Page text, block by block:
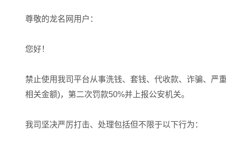
尊敬的龙名网用户：
您好！
禁止使用我司平台从事洗钱、套钱、代收款、诈骗、严
相关金额)，第二次罚款50%并上报公安机关。
我司坚决严厉打击、处理包括但不限于以下行为：